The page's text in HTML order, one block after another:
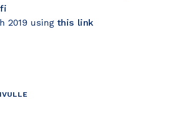
2019 using this link